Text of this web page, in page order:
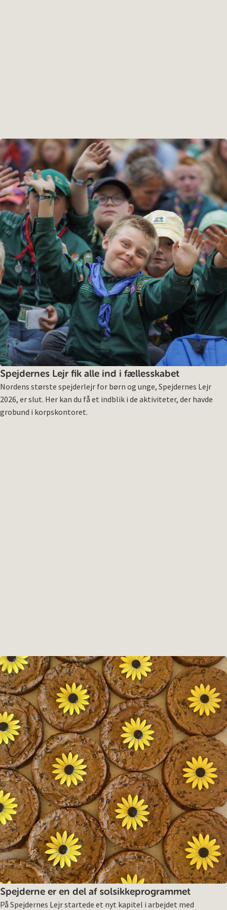
Spejdernes Lejr fik alle ind i fællesskabet
Nordens største spejderlejr for børn og unge, Spejdernes Lejr
2026, er slut. Her kan du få et indblik i de aktiviteter, der havde
grobund i korpskontoret.
Spejderne er en del af solsikkeprogrammet
På Spejdernes Lejr startede et nyt kapitel i arbejdet med